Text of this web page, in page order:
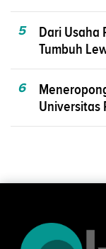
5
Dari Usaha
Tumbuh
6
Universitas